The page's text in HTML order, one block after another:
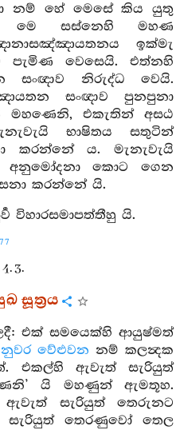
නම් හේ මෙසේ කිය යුතු
මෙ සස්නෙහි මහණ
ඉක්මැ
පැමිණ වෙසෙයි. එත්නහි
සංඥාව නිරුද්ධ වෙයි.
සංඥාව පුනපුනා
එකැතින් අසඨ
භාෂිතය සතුටින්
කරන්නේ ය. මැනැවැයි
අනුමෝදනා කොට ගෙන
කරන්නේ යි.
විහාරසමාපත්තීහු යි.
3.
සූත්‍රය
එක් සමයෙක්හි ආයුෂ්මත්
වේළුවන නම් කලන්‍දක
එකල්හි ඇවැත් සැරියුත්
යි මහණුන් ඇමතූහ.
සැරියුත් තෙරුනට
තෙරණුවෝ තෙල